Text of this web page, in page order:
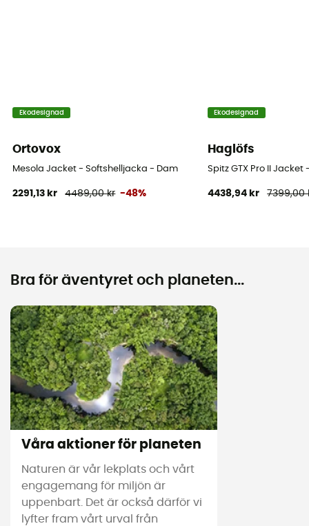
Ekodesignad
Ortovox
Mesola Jacket - Softshelljacka - Dam
2291,13 kr 4489,00 kr -48%
Ekodesignad
Haglöfs
Spitz GTX Pro II
4438,94 kr 7399,00
Bra för äventyret och planeten...
Våra aktioner för planeten
Naturen är vår lekplats och vårt
engagemang för miljön är
uppenbart. Det är också därför vi
lyfter fram vårt urval från